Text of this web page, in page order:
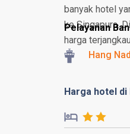
banyak hotel
ke Singapura.
harga
Pelayanan
Hang
Harga hotel di